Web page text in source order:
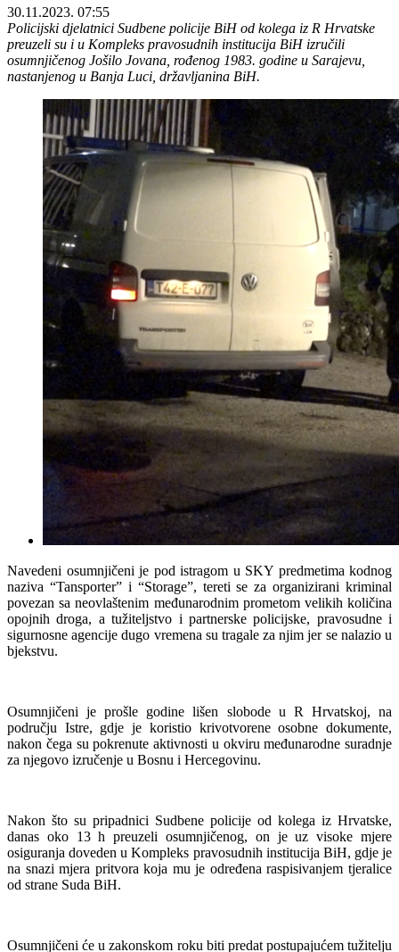
30.11.2023. 07:55
Policijski djelatnici Sudbene policije BiH od kolega iz R Hrvatske
preuzeli su i u Kompleks pravosudnih institucija BiH izručili
osumnjičenog Jošilo Jovana, rođenog 1983. godine u Sarajevu,
nastanjenog u Banja Luci, državljanina BiH.
Navedeni osumnjičeni je pod istragom u SKY predmetima kodnog
naziva “Tansporter” i “Storage”, tereti se za organizirani kriminal
povezan sa neovlaštenim međunarodnim prometom velikih količina
opojnih droga, a tužiteljstvo i partnerske policijske, pravosudne i
sigurnosne agencije dugo vremena su tragale za njim jer se nalazio u
bjekstvu.
Osumnjičeni je prošle godine lišen slobode u R Hrvatskoj, na
području Istre, gdje je koristio krivotvorene osobne dokumente,
nakon čega su pokrenute aktivnosti u okviru međunarodne suradnje
za njegovo izručenje u Bosnu i Hercegovinu.
Nakon što su pripadnici Sudbene policije od kolega iz Hrvatske,
danas oko 13 h preuzeli osumnjičenog, on je uz visoke mjere
osiguranja doveden u Kompleks pravosudnih institucija BiH, gdje je
na snazi mjera pritvora koja mu je određena raspisivanjem tjeralice
od strane Suda BiH.
Osumnjičeni će u zakonskom roku biti predat postupajućem tužitelju